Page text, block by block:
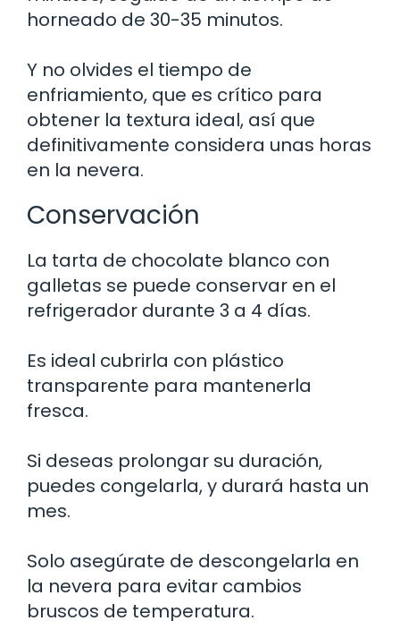
horneado de 30-35 minutos.
Y no olvides el tiempo de
enfriamiento, que es crítico para
obtener la textura ideal, así que
definitivamente considera unas horas
en la nevera.
Conservación
La tarta de chocolate blanco con
galletas se puede conservar en el
refrigerador durante 3 a 4 días.
Es ideal cubrirla con plástico
transparente para mantenerla
fresca.
Si deseas prolongar su duración,
puedes congelarla, y durará hasta un
mes.
Solo asegúrate de descongelarla en
la nevera para evitar cambios
bruscos de temperatura.